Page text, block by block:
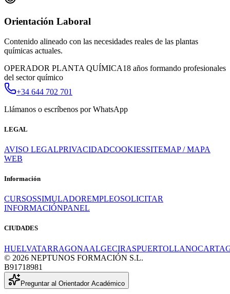
Orientación Laboral
Contenido alineado con las necesidades reales de las plantas
químicas actuales.
OPERADOR PLANTA QUÍMICA18 años formando profesionales
del sector químico
+34 644 702 701
Llámanos o escríbenos por WhatsApp
LEGAL
AVISO LEGALPRIVACIDADCOOKIESSITEMAP / MAPA
WEB
Información
CURSOSSIMULADOREMPLEOSOLICITAR
INFORMACIÓNPANEL
CIUDADES
HUELVATARRAGONAALGECIRASPUERTOLLANO
© 2026 NEPTUNOS FORMACIÓN S.L.
B91718981
Preguntar al Orientador Académico